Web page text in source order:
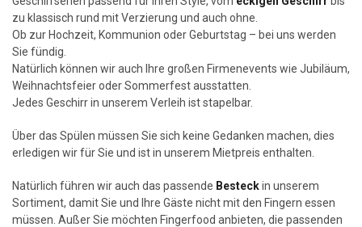
zu klassisch rund mit Verzierung und auch ohne.
Ob zur Hochzeit, Kommunion oder Geburtstag – bei uns werden
Sie fündig.
Natürlich können wir auch Ihre großen Firmenevents wie Jubiläum,
Weihnachtsfeier oder Sommerfest ausstatten.
Jedes Geschirr in unserem Verleih ist stapelbar.
Über das Spülen müssen Sie sich keine Gedanken machen, dies
erledigen wir für Sie und ist in unserem Mietpreis enthalten.
Natürlich führen wir auch das passende Besteckin unserem
Sortiment, damit Sie und Ihre Gäste nicht mit den Fingern essen
müssen. Außer Sie möchten Fingerfood anbieten, die passenden